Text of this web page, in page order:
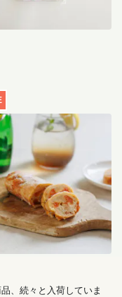
価格】瀬戸内レモン
ーシュトーレン 200g
2,519 円
、続々と入荷していま